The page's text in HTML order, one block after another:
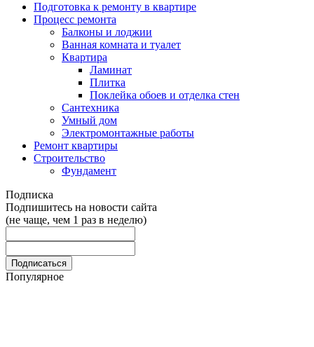
Подготовка к ремонту в квартире
Процесс ремонта
Балконы и лоджии
Ванная комната и туалет
Квартира
Ламинат
Плитка
Поклейка обоев и отделка стен
Сантехника
Умный дом
Электромонтажные работы
Ремонт квартиры
Строительство
Фундамент
Подписка
Подпишитесь на новости сайта
(не чаще, чем 1 раз в неделю)
Популярное